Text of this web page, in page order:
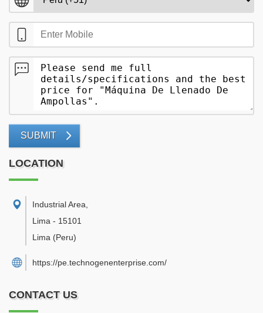
SUBMIT
LOCATION
Industrial Area
Lima - 15101
Lima (Peru)
https://pe.technogenenterprise.com/
CONTACT US